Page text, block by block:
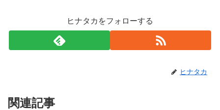
ヒナタカをフォローする
ヒナタカ
関連記事